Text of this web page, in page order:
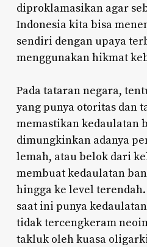
diproklamasikan agar
Indonesia kita bisa
sendiri dengan upaya
menggunakan hikmat
Pada tataran negara,
yang punya otoritas dan
memastikan kedaulatan
dimungkinkan adanya
lemah, atau belok dari
membuat kedaulatan
hingga ke level
saat ini punya
tidak tercengkeram
takluk oleh kuasa